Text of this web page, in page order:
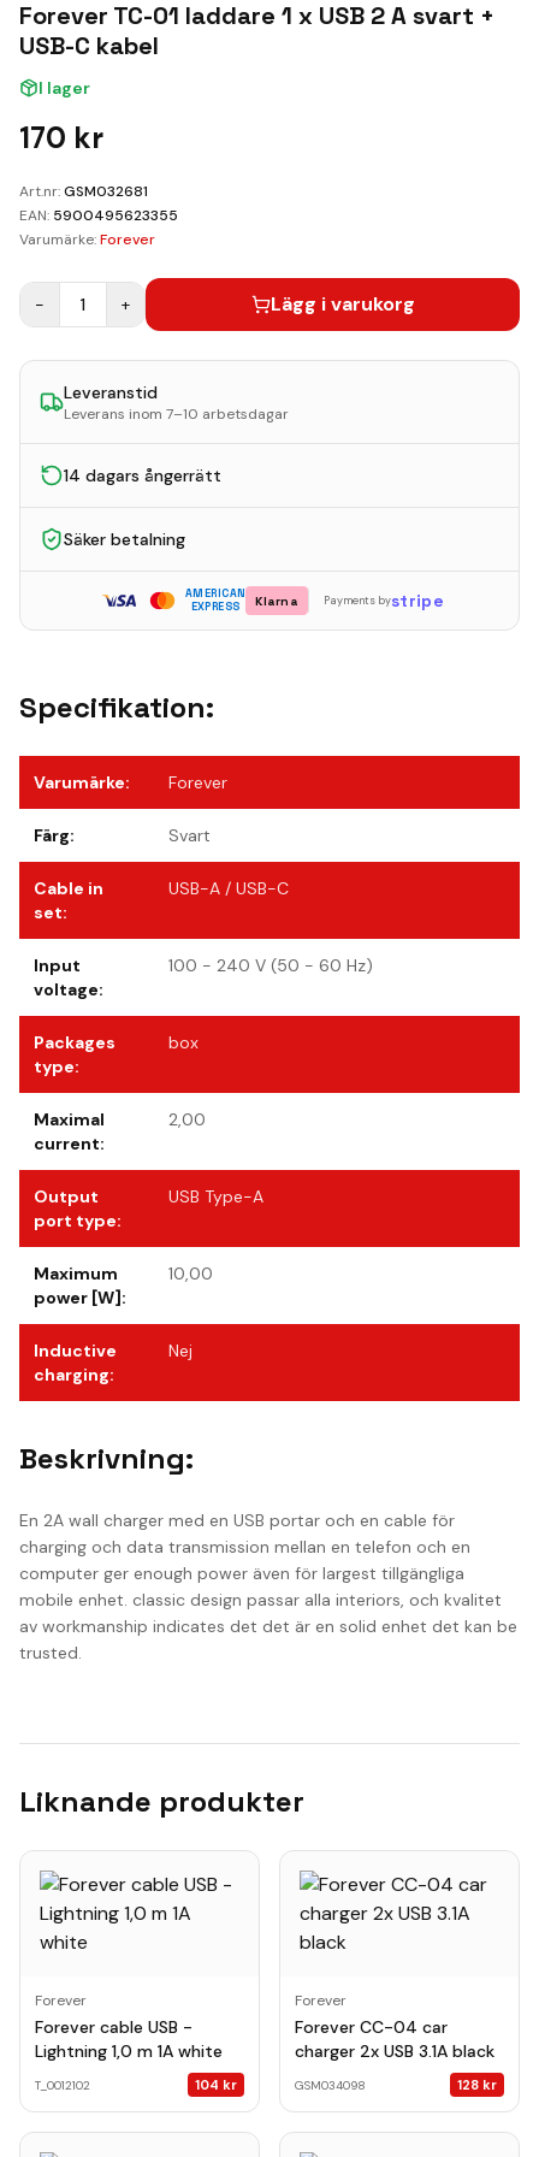
Kundvagn
Forever TC-01 laddare 1 x USB 2 A svart +
USB-C kabel
I lager
170 kr
Art.nr:GSM032681
EAN: 5900495623355
Varumärke:Forever
− 1 + Lägg i varukorg
Leveranstid
Leverans inom 7–10 arbetsdagar
14 dagars ångerrätt
Säker betalning
AMERICAN
EXPRESS
Klarna Payments bystripe
Specifikation:
Varumärke: Forever
Färg: Svart
Cable in
set:
USB-A / USB-C
Input
voltage:
100 - 240 V (50 - 60 Hz)
Packages
type:
box
Maximal
current:
2,00
Output
port type:
USB Type-A
Maximum
power [W]:
10,00
Inductive
charging:
Nej
Beskrivning:
En 2A wall charger med en USB portar och en cable för
charging och data transmission mellan en telefon och en
computer ger enough power även för largest tillgängliga
mobile enhet. classic design passar alla interiors, och kvalitet
av workmanship indicates det det är en solid enhet det kan be
trusted.
Liknande produkter
Forever
Forever cable USB -
Lightning 1,0 m 1A white
T_0012102 104 kr
Forever
Forever CC-04 car
charger 2x USB 3.1A black
GSM034098 128 kr